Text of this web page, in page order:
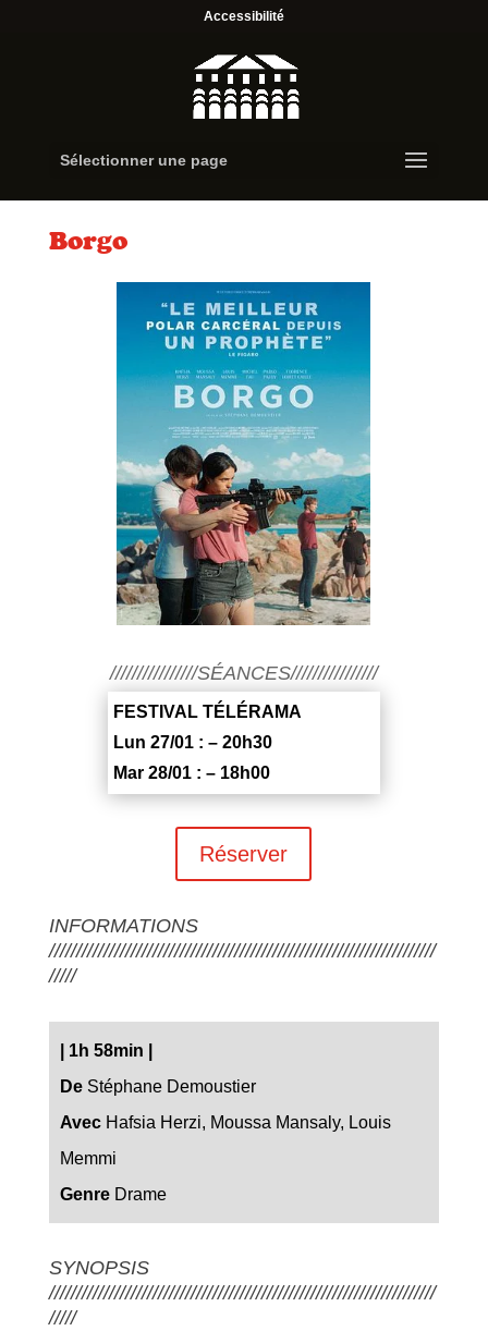
Accessibilité
Sélectionner une page
Borgo
////////////////SÉANCES////////////////
FESTIVAL TÉLÉRAMA
Lun 27/01 : – 20h30
Mar 28/01 : – 18h00
Réserver
INFORMATIONS
///////////////////////////////////////////////////////////////////////
/////
1h 58min
DeStéphane Demoustier
AvecHafsia Herzi, Moussa Mansaly, Louis
Memmi
GenreDrame
SYNOPSIS
///////////////////////////////////////////////////////////////////////
/////